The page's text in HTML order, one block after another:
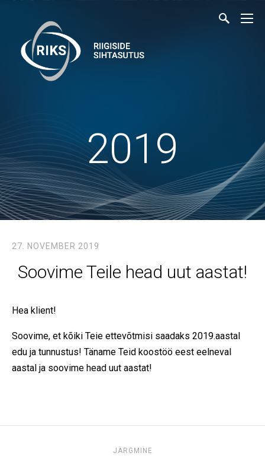
2019
27. NOVEMBER 2019
Soovime Teile head uut aastat!
Hea klient!
Soovime, et kõiki Teie ettevõtmisi saadaks 2019.aastal
edu ja tunnustus! Täname Teid koostöö eest eelneval
aastal ja soovime head uut aastat!
JÄRGMINE